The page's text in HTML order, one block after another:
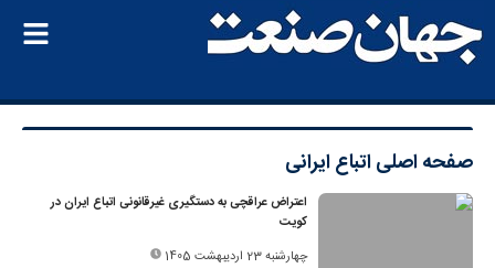
صفحه اصلیاتباع ایرانی
اعتراض عراقچی به دستگیری غیرقانونی اتباع ایران در
کویت
چهارشنبه 23 اردیبهشت 1405